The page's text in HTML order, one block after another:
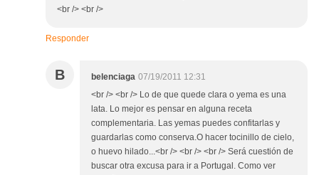
<br /> <br />
Responder
B belenciaga 07/19/2011 12:31
<br /> <br /> Lo de que quede clara o yema es una
lata. Lo mejor es pensar en alguna receta
complementaria. Las yemas puedes confitarlas y
guardarlas como conserva.O hacer tocinillo de cielo,
o huevo hilado...<br /> <br /> <br /> Será cuestión de
buscar otra excusa para ir a Portugal. Como ver